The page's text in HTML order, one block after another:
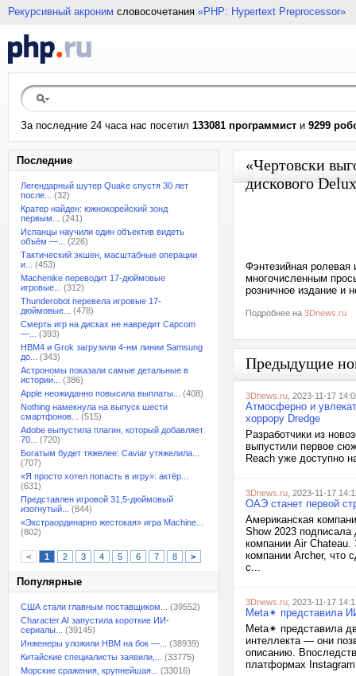
Рекурсивный акроним словосочетания «PHP: Hypertext Preprocessor»
За последние 24 часа нас посетил 133081 программист и 9299
Последние
Легендарный шутер Quake спустя 30 лет
после...
(32)
Кратер найден: южнокорейский зонд
первым...
(241)
Испанцы научили один объектив видеть
объём —...
(226)
Тактический экшен, масштабные операции
и...
(453)
Machenike переводит 17-дюймовые
игровые...
(312)
Thunderobot перевела игровые 17-
дюймовые...
(478)
Смерть игр на дисках не навредит Capcom
—...
(393)
HBM4 и Grok загрузили 4-нм линии Samsung
до...
(343)
Астрономы показали самые детальные в
истории...
(386)
Apple неожиданно повысила выплаты...
(408)
Nothing намекнула на выпуск шести
смартфонов...
(515)
Adobe выпустила плагин, который добавляет
70...
(720)
Богатым будет тяжелее: Caviar утяжелила...
(707)
«Я просто хотел попасть в игру»: актёр...
(631)
Представлен игровой 31,5-дюймовый
изогнутый...
(844)
«Экстраординарно жестокая» игра Machine...
(802)
< 1 2 3 4 5 6 7 8 >
Популярные
США стали главным поставщиком...
(39552)
Character.AI запустила короткие ИИ-
сериалы...
(39145)
Инженеры уложили HBM на бок —...
(38939)
Китайские специалисты заявили,...
(33775)
Морские сражения, крупнейшая...
(33016)
«Чертовски
дискового
Фэнтезийная
многочисленным
розничное издание и
Подробнее на 3Dnews.ru
Предыдущие
3Dnews.ru , 2023-11-17
Атмосферно и
хоррору Dredge
Разработчики из
выпустили первое
Reach уже доступно
3Dnews.ru , 2023-11-17
ОАЭ станет первой
Американская
Show 2023 подписала
компании Air Chateau.
компании Archer, что
с...
3Dnews.ru , 2023-11-17
Meta✴ представила
Meta✴ представила
интеллекта — они
описанию.
платформах